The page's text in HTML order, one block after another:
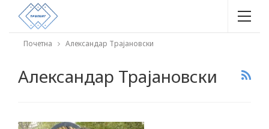
Почетна Александар Трајановски
Александар Трајановски